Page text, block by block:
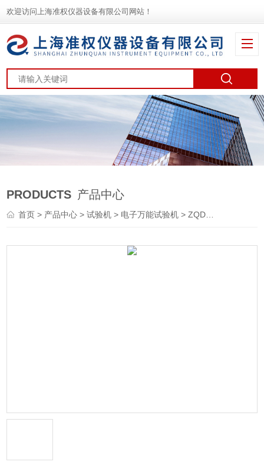
欢迎访问上海准权仪器设备有限公司网站！
PRODUCTS 产品中心
首页> 产品中心 >试验机 > 电子万能试验机 > ZQDW-10微机控制电子万能试验机